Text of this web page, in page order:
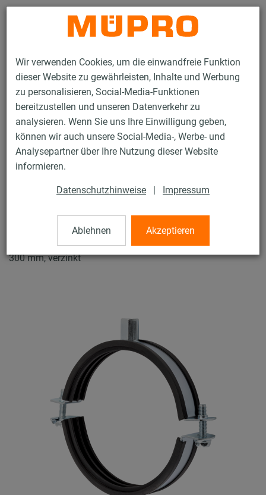
Wir verwenden Cookies, um die einwandfreie Funktion
dieser Website zu gewährleisten, Inhalte und Werbung
zu personalisieren, Social-Media-Funktionen
bereitzustellen und unseren Datenverkehr zu
analysieren. Wenn Sie uns Ihre Einwilligung geben,
können wir auch unsere Social-Media-, Werbe- und
Analysepartner über Ihre Nutzung dieser Website
informieren.
Datenschutzhinweise | Impressum
Ablehnen Akzeptieren
Kontakt
Produkte Befestigungstechnik
Lüftungsbefestigung
Rohrschellen für die Lüftungsbefestigung
Lüftungsschellen Typ C
Lüftungsschellen Typ C
Lüftungsschelle Typ C DÄMMGULAST® schwarz, M8/M10,
300 mm, verzinkt